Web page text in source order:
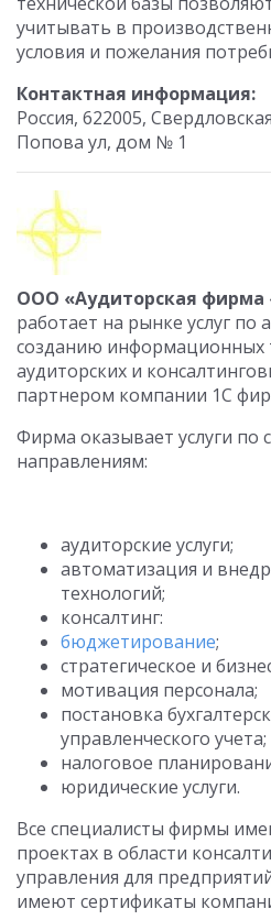
учитывать в
условия и пожелания
Контактная информация:
Россия, 622005,
Попова ул, дом № 1
ООО «Аудиторская фирма
работает на рынке услуг по
созданию информационных
аудиторских и
партнером компании 1С
Фирма оказывает услуги
направлениям:
аудиторские услуги;
автоматизация и
технологий;
консалтинг:
бюджетирование;
стратегическое и
мотивация персонала;
постановка
управленческого учета;
налоговое
юридические услуги.
Все специалисты фирмы
проектах в области
управления для
имеют сертификаты